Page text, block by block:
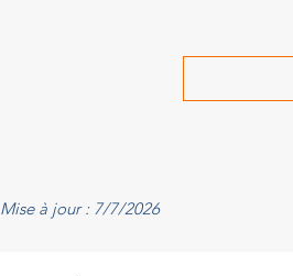
Mise à jour : 7/7/2026